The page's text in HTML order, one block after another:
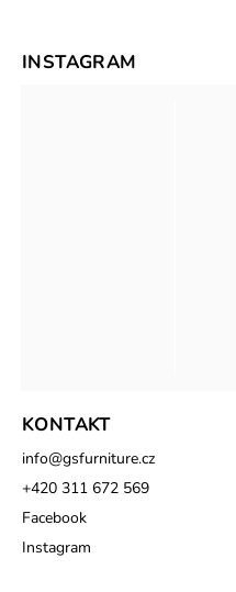
KONTAKT
info@gsfurniture.cz
+420 311 672 569
Facebook
Instagram
INSTAGRAM